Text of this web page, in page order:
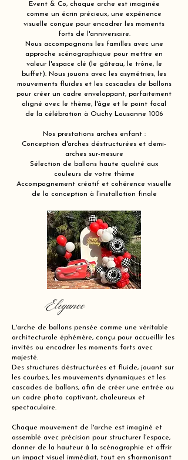
Event & Co, chaque arche est imaginée
comme un écrin précieux, une expérience
visuelle conçue pour encadrer les moments
forts de l'anniversaire.
Nous accompagnons les familles avec une
approche scénographique pour mettre en
valeur l'espace clé (le gâteau, le trône, le
buffet). Nous jouons avec les asymétries, les
mouvements fluides et les cascades de ballons
pour créer un cadre enveloppant, parfaitement
aligné avec le thème, l'âge et le point focal
de la célébration à Ouchy Lausanne 1006
Nos prestations arches enfant :
Conception d'arches déstructurées et demi-
arches sur-mesure
Sélection de ballons haute qualité aux
couleurs de votre thème
Accompagnement créatif et cohérence visuelle
de la conception à l’installation finale
Elegance
L'arche de ballons pensée comme une véritable
architecturale éphémère, conçu pour accueillir les
invités ou encadrer les moments forts avec
majesté.
Des structures déstructurées et fluide, jouant sur
les courbes, les mouvements dynamiques et les
cascades de ballons, afin de créer une entrée ou
un cadre photo captivant, chaleureux et
spectaculaire.
Chaque mouvement de l'arche est imaginé et
assemblé avec précision pour structurer l’espace,
donner de la hauteur à la scénographie et offrir
un impact visuel immédiat, tout en s'harmonisant